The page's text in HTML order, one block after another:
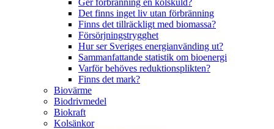
Ger förbränning en kolskuld?
Det finns inget liv utan förbränning
Finns det tillräckligt med biomassa?
Försörjningstrygghet
Hur ser Sveriges energianvänding ut?
Sammanfattande statistik om bioenergi
Varför behöves reduktionsplikten?
Finns det mark?
Biovärme
Biodrivmedel
Biokraft
Kolsänkor